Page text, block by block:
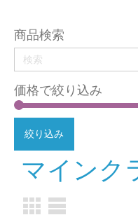
商品検索
価格で絞り込み
絞り込み
マインク